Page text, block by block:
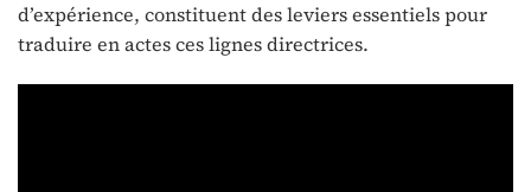
d’expérience, constituent des leviers essentiels pour
traduire en actes ces lignes directrices.